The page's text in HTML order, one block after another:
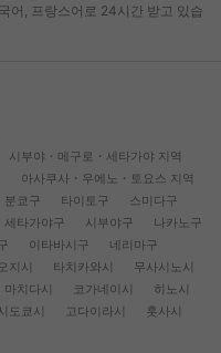
어, 프랑스어로 24시간 받고 있습
시부야・메구로・세타가야 지역
아사쿠사・우에노・토요스 지역
분쿄구 타이토구
스미다구
세타가야구 시부야구
나카노구
이타바시구
네리마구
지시 타치카와시
무사시노시
마치다시 코가네이시
히노시
도쿄시 고다이라시
훗사시